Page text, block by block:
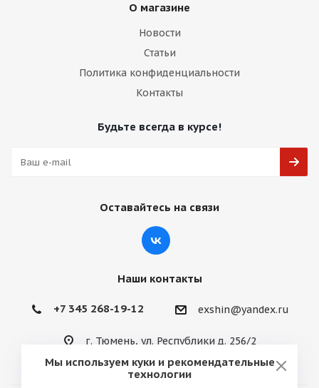
О магазине
Новости
Статьи
Политика конфиденциальности
Контакты
Будьте всегда в курсе!
Оставайтесь на связи
Наши контакты
+7 345 268-19-12 exshin@yandex.ru
г. Тюмень, ул. Республики д. 256/2
Мы используем куки и рекомендательные
технологии